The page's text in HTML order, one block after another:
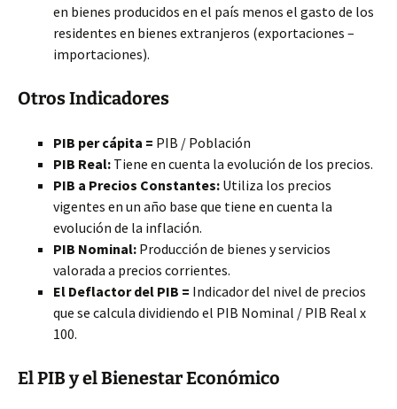
en bienes producidos en el país menos el gasto de los
residentes en bienes extranjeros (exportaciones –
importaciones).
Otros Indicadores
PIB per cápita = PIB / Población
PIB Real: Tiene en cuenta la evolución de los precios.
PIB a Precios Constantes: Utiliza los precios
vigentes en un año base que tiene en cuenta la
evolución de la inflación.
PIB Nominal: Producción de bienes y servicios
valorada a precios corrientes.
El Deflactor del PIB = Indicador del nivel de precios
que se calcula dividiendo el PIB Nominal / PIB Real x
100.
El PIB y el Bienestar Económico